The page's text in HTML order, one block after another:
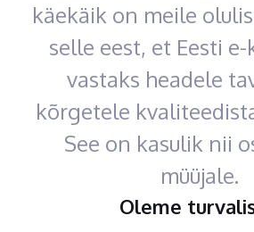
käekäik on meile
selle eest, et Eesti e-
vastaks headele
kõrgetele
See on kasulik nii
müüjale.
Oleme